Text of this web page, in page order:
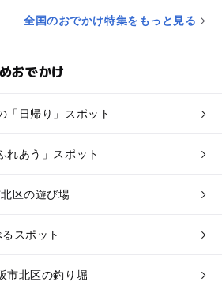
全国のおでかけ特集をもっと見る
おでかけ
「日帰り」スポット
れあう」スポット
区の遊び場
スポット
市北区の釣り堀